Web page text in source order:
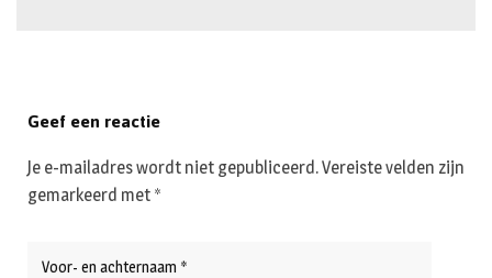
Geef een reactie
Je e-mailadres wordt niet gepubliceerd.Vereiste velden zijn
gemarkeerd met *